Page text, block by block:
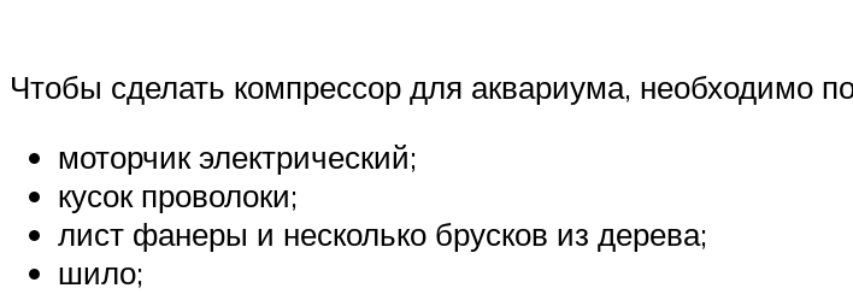
Чтобы сделать компрессор для аквариума, необходимо
моторчик электрический;
кусок проволоки;
лист фанеры и несколько брусков из дерева;
шило;